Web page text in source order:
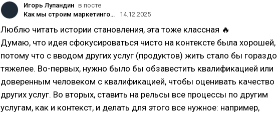
Игорь Лупандин в посте
Как мы строим маркетинговое агентство roadmap: неудобная история о том, как мы 6 лет учимся нанимать людей, управлять командой и не сгореть в процессе
14.12.2025
Люблю читать истории становления, эта тоже классная 🔥
Думаю, что идея сфокусироваться чисто на контексте была хорошей,
потому что с вводом других услуг (продуктов) жить стало бы гораздо
тяжелее. Во-первых, нужно было бы обзавестить квалификацией или
доверенным человеком с квалификацией, чтобы оценивать качество
других услуг. Во вторых, ставить на рельсы все процессы по другим
услугам, как и контекст, и делать для этого все нужное: например,